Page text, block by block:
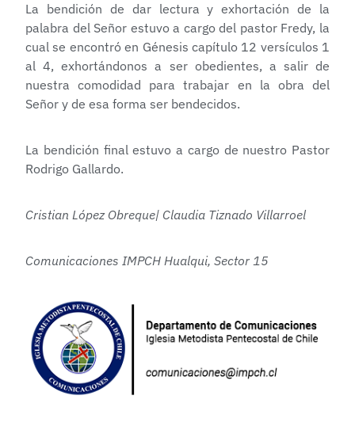
La bendición de dar lectura y exhortación de la
palabra del Señor estuvo a cargo del pastor Fredy, la
cual se encontró en Génesis capítulo 12 versículos 1
al 4, exhortándonos a ser obedientes, a salir de
nuestra comodidad para trabajar en la obra del
Señor y de esa forma ser bendecidos.
La bendición final estuvo a cargo de nuestro Pastor
Rodrigo Gallardo.
Cristian López Obreque| Claudia Tiznado Villarroel
Comunicaciones IMPCH Hualqui, Sector 15